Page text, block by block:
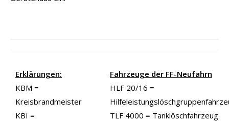
Erklärungen:
KBM =
Kreisbrandmeister
KBI =
Fahrzeuge der FF-Neufahrn
HLF 20/16 =
TLF 4000 = Tanklöschfahrzeug